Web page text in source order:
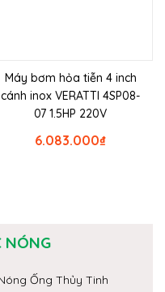
Máy bơm hỏa tiễn 4 inch
cánh inox VERATTI 4SP08-
07 1.5HP 220V
₫
6.083.000
NÓNG
Ống Thủy Tinh